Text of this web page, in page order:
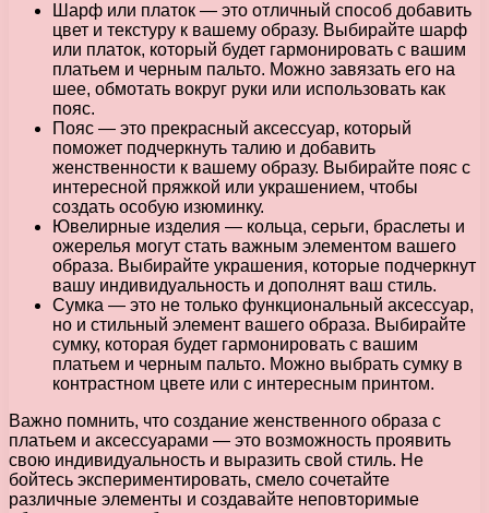
Шарф или платок — это отличный способ добавить
цвет и текстуру к вашему образу. Выбирайте шарф
или платок, который будет гармонировать с вашим
платьем и черным пальто. Можно завязать его на
шее, обмотать вокруг руки или использовать как
пояс.
Пояс — это прекрасный аксессуар, который
поможет подчеркнуть талию и добавить
женственности к вашему образу. Выбирайте пояс с
интересной пряжкой или украшением, чтобы
создать особую изюминку.
Ювелирные изделия — кольца, серьги, браслеты и
ожерелья могут стать важным элементом вашего
образа. Выбирайте украшения, которые подчеркнут
вашу индивидуальность и дополнят ваш стиль.
Сумка — это не только функциональный аксессуар,
но и стильный элемент вашего образа. Выбирайте
сумку, которая будет гармонировать с вашим
платьем и черным пальто. Можно выбрать сумку в
контрастном цвете или с интересным принтом.
Важно помнить, что создание женственного образа с
платьем и аксессуарами — это возможность проявить
свою индивидуальность и выразить свой стиль. Не
бойтесь экспериментировать, смело сочетайте
различные элементы и создавайте неповторимые